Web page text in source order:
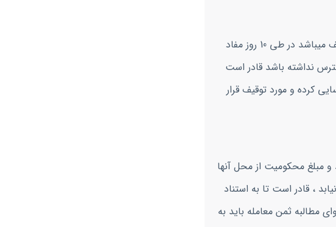
در دعوی مطالبه ثمن معامله ، بعد از صدور رأی قطعی با درخواست خواهان اجرائیه صادر خواهد شد و خوانده موظف میباشد در طی 10 روز مفاد
نداشته باشد قادر است
کرده و مورد توقیف قرار
مبلغ محکومیت از محل آنها
، قادر است تا به استناد
مطالبه ثمن معامله باید به